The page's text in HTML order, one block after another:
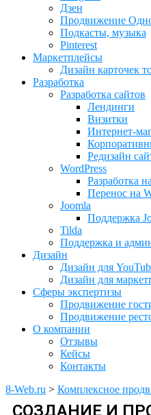
Дзен
Продвижение
Подкасты, музыка
Pinterest
Маркетплейсы
Дизайн карточек
Разработка
Разработка сайтов
Лендинги
Визитки
Интернет-
Редизайн
WordPress
Разработка
Перенос на
Joomla
Поддержка
Tilda
Поддержка и
Дизайн
Дизайн для
Дизайн для
Сферы экспертизы
Продвижение
Продвижение
О компании
Отзывы
Кейсы
Контакты
8-Web.ru > Комплексное
СОЗДАНИЕ И